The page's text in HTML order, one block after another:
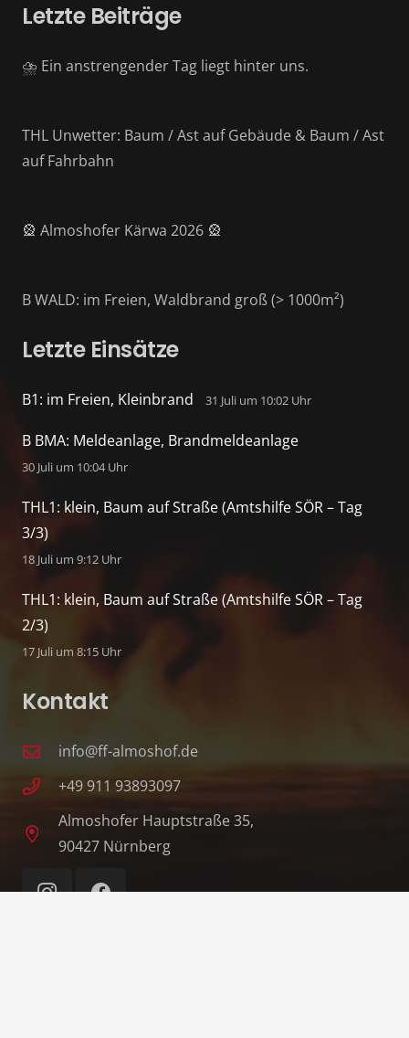
Letzte Beiträge
⛈️ Ein anstrengender Tag liegt hinter uns.
THL Unwetter: Baum / Ast auf Gebäude & Baum / Ast
auf Fahrbahn
🎡 Almoshofer Kärwa 2026 🎡
B WALD: im Freien, Waldbrand groß (> 1000m²)
Letzte Einsätze
B1: im Freien, Kleinbrand 31 Juli um 10:02 Uhr
B BMA: Meldeanlage, Brandmeldeanlage
30 Juli um 10:04 Uhr
THL1: klein, Baum auf Straße (Amtshilfe SÖR – Tag
3/3)
18 Juli um 9:12 Uhr
THL1: klein, Baum auf Straße (Amtshilfe SÖR – Tag
2/3)
17 Juli um 8:15 Uhr
Kontakt
info@ff-almoshof.de
+49 911 93893097
Almoshofer Hauptstraße 35,
90427 Nürnberg